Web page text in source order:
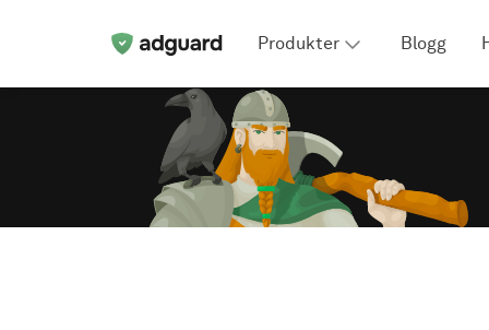
Produkter Blogg